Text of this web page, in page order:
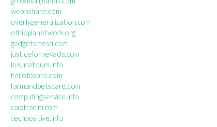
webnshare.com
overlygeneralization.com
ethiopianetwork.org
gadgetsmesh.com
justicefornevada.com
leisuretours.info
hellotbsbro.com
farmandpetscare.com
computingservice.info
caiofracini.com
techpositive.info